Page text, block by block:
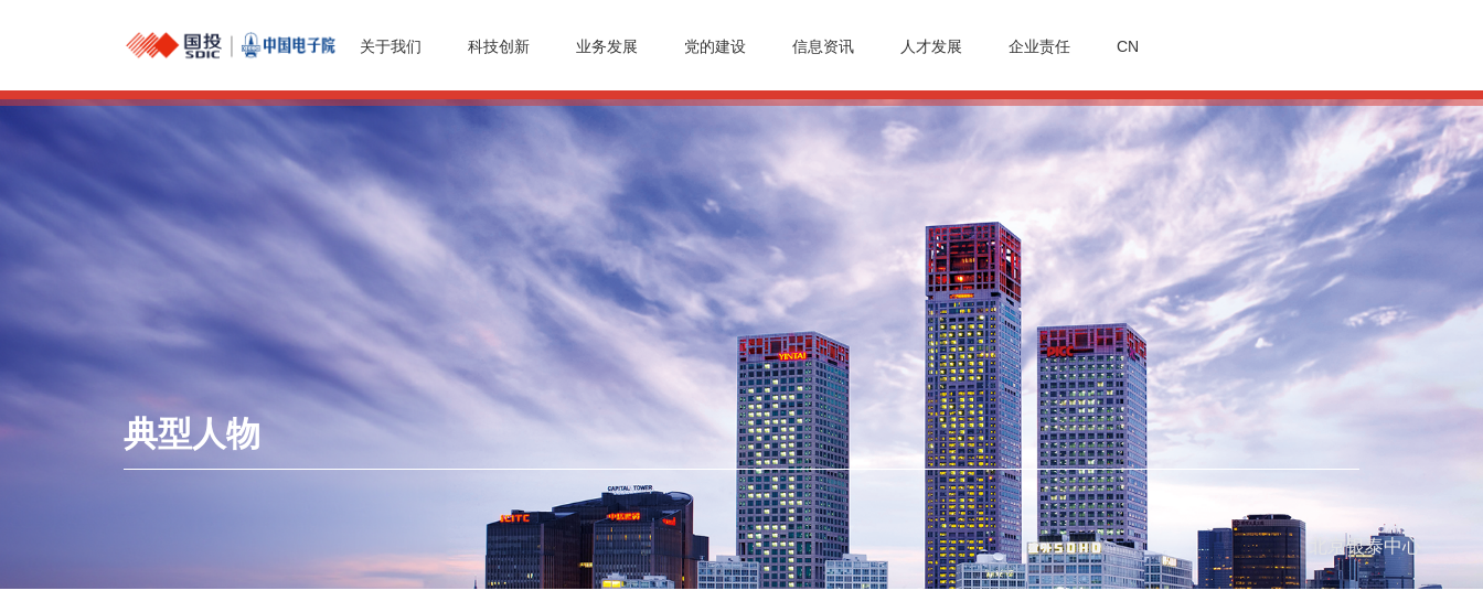
关于我们 科技创新 业务发展 党的建设 信息资讯 人才发展 企业责任 CN
北京银泰中心
典型人物